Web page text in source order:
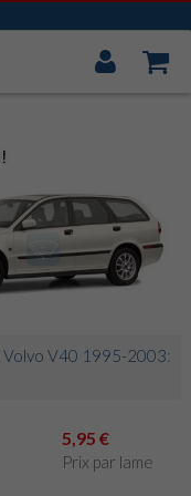
Mon
Volvo V40 1995-2003:
5,95 €
Prix par lame